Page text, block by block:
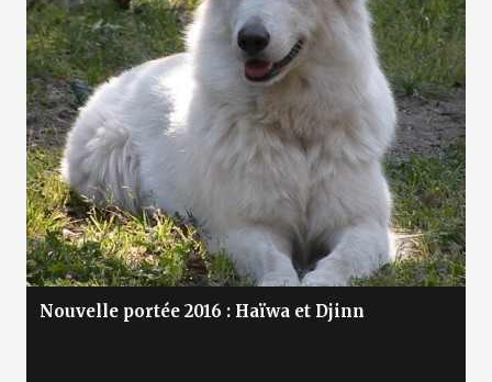
Nouvelle portée 2016 : Haïwa et Djinn